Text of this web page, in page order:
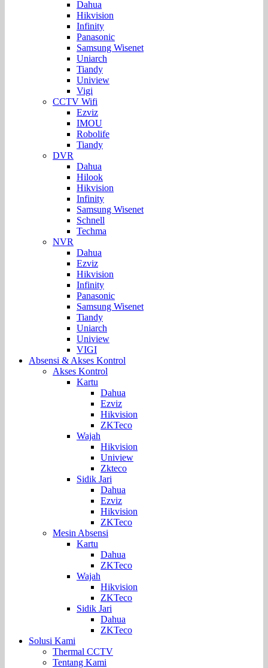
Dahua
Hikvision
Infinity
Panasonic
Samsung Wisenet
Uniarch
Tiandy
Uniview
Vigi
CCTV Wifi
Ezviz
IMOU
Robolife
Tiandy
DVR
Dahua
Hilook
Hikvision
Infinity
Samsung Wisenet
Schnell
Techma
NVR
Dahua
Ezviz
Hikvision
Infinity
Panasonic
Samsung Wisenet
Tiandy
Uniarch
Uniview
VIGI
Absensi & Akses Kontrol
Akses Kontrol
Kartu
Dahua
Ezviz
Hikvision
ZKTeco
Wajah
Hikvision
Uniview
Zkteco
Sidik Jari
Dahua
Ezviz
Hikvision
ZKTeco
Mesin Absensi
Kartu
Dahua
ZKTeco
Wajah
Hikvision
ZKTeco
Sidik Jari
Dahua
ZKTeco
Solusi Kami
Thermal CCTV
Tentang Kami